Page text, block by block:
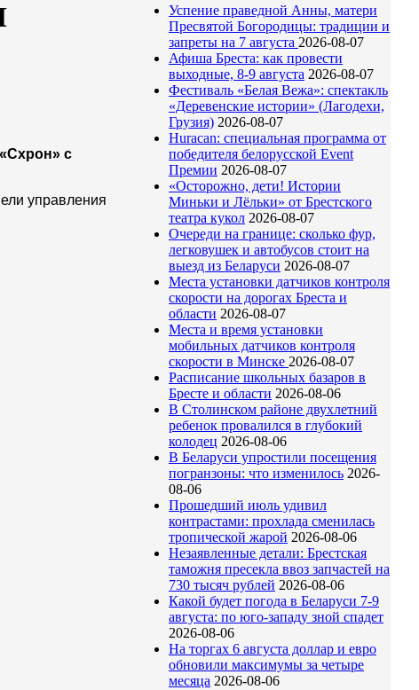
с
управления
Успение праведной Анны, матери
Пресвятой Богородицы: традиции и
запреты на 7 августа 2026-08-07
Афиша Бреста: как провести
выходные, 8-9 августа 2026-08-07
Фестиваль «Белая Вежа»: спектакль
«Деревенские истории» (Лагодехи,
Грузия) 2026-08-07
Huracan: специальная программа от
победителя белорусской Event
Премии 2026-08-07
«Осторожно, дети! Истории
Миньки и Лёльки» от Брестского
театра кукол 2026-08-07
Очереди на границе: сколько фур,
легковушек и автобусов стоит на
выезд из Беларуси 2026-08-07
Места установки датчиков контроля
скорости на дорогах Бреста и
области 2026-08-07
Места и время установки
мобильных датчиков контроля
скорости в Минске 2026-08-07
Расписание школьных базаров в
Бресте и области 2026-08-06
В Столинском районе двухлетний
ребенок провалился в глубокий
колодец 2026-08-06
В Беларуси упростили посещения
погранзоны: что изменилось 2026-
08-06
Прошедший июль удивил
контрастами: прохлада сменилась
тропической жарой 2026-08-06
Незаявленные детали: Брестская
таможня пресекла ввоз запчастей на
730 тысяч рублей 2026-08-06
Какой будет погода в Беларуси 7-9
августа: по юго-западу зной спадет
2026-08-06
На торгах 6 августа доллар и евро
обновили максимумы за четыре
месяца 2026-08-06